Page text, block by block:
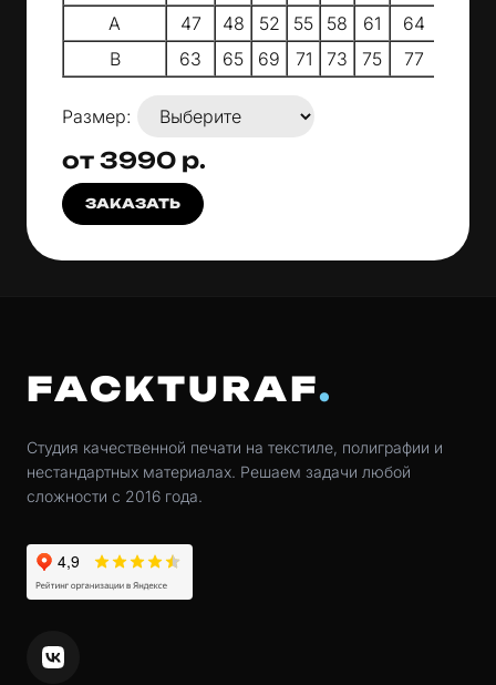
A 47 48 52 55 58 61
64
B
63 65 69 71 73 75 77
Размер:
от 3990 р.
ЗАКАЗАТЬ
FACKTURAF
Студия качественной печати на текстиле, полиграфии и
нестандартных материалах. Решаем задачи любой
сложности с 2016 года.